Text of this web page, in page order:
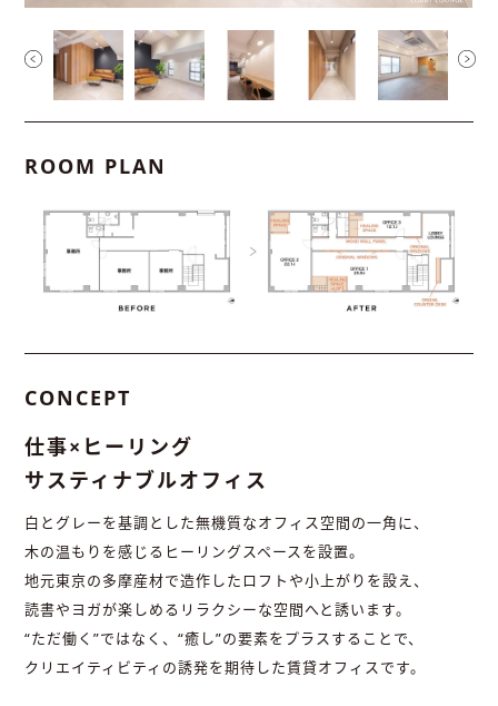
ROOM PLAN
CONCEPT
仕事×ヒーリング
サスティナブルオフィス
白とグレーを基調とした無機質なオフィス空間の一角に、
木の温もりを感じるヒーリングスペースを設置。
地元東京の多摩産材で造作したロフトや小上がりを設え、
読書やヨガが楽しめるリラクシーな空間へと誘います。
“ただ働く”ではなく、“癒し”の要素をプラスすることで、
クリエイティビティの誘発を期待した賃貸オフィスです。